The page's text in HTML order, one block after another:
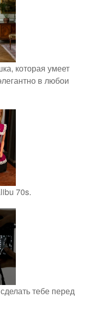
которая умеет
в любои
70s.
тебе перед